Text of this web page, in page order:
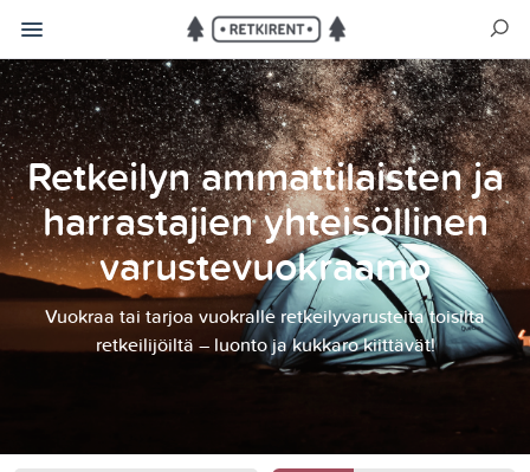
Retkeilyn ammattilaisten ja
harrastajien yhteisöllinen
varustevuokraamo
Vuokraa tai tarjoa vuokralle retkeilyvarusteita toisilta
retkeilijöiltä – luonto ja kukkaro kiittävät!